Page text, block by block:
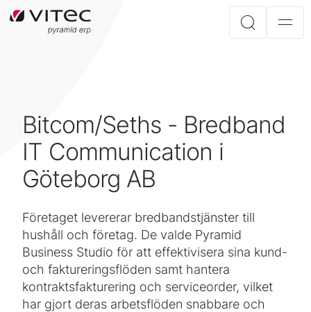
Bitcom/Seths - Bredband
IT Communication i
Göteborg AB
Företaget levererar bredbandstjänster till
hushåll och företag. De valde Pyramid
Business Studio för att effektivisera sina kund-
och faktureringsflöden samt hantera
kontraktsfakturering och serviceorder, vilket
har gjort deras arbetsflöden snabbare och